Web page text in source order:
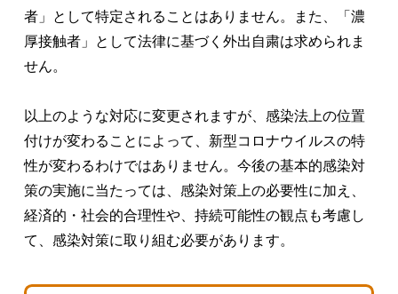
者」として特定されることはありません。また、「濃
厚接触者」として法律に基づく外出自粛は求められま
せん。
以上のような対応に変更されますが、感染法上の位置
付けが変わることによって、新型コロナウイルスの特
性が変わるわけではありません。今後の基本的感染対
策の実施に当たっては、感染対策上の必要性に加え、
経済的・社会的合理性や、持続可能性の観点も考慮し
て、感染対策に取り組む必要があります。